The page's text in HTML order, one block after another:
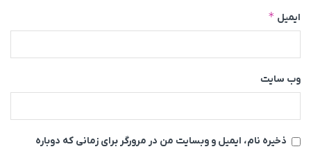
ایمیل *
وب‌ سایت
ذخیره نام، ایمیل و وبسایت من در مرورگر برای زمانی که دوباره